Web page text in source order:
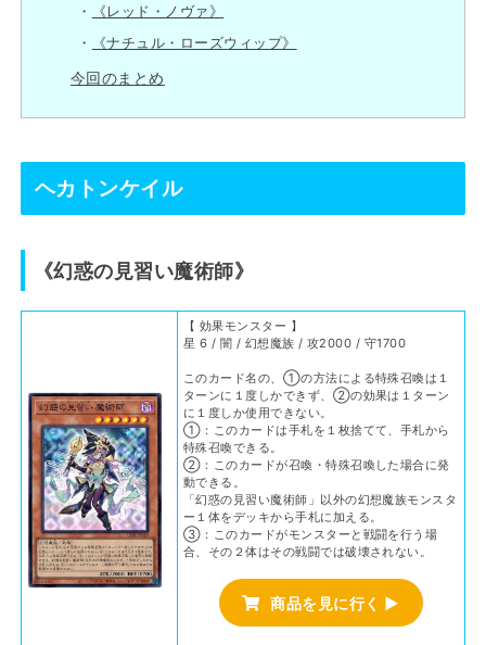
《レッド・ノヴァ》
《ナチュル・ローズウィップ》
今回のまとめ
ヘカトンケイル
《幻惑の見習い魔術師》
【 効果モンスター 】
星 6 / 闇 / 幻想魔族 / 攻2000 / 守1700
このカード名の、①の方法による特殊召喚は１
ターンに１度しかできず、②の効果は１ターン
に１度しか使用できない。
①：このカードは手札を１枚捨てて、手札から
特殊召喚できる。
②：このカードが召喚・特殊召喚した場合に発
動できる。
「幻惑の見習い魔術師」以外の幻想魔族モンスタ
ー１体をデッキから手札に加える。
③：このカードがモンスターと戦闘を行う場
合、その２体はその戦闘では破壊されない。
商品を見に行く ▶